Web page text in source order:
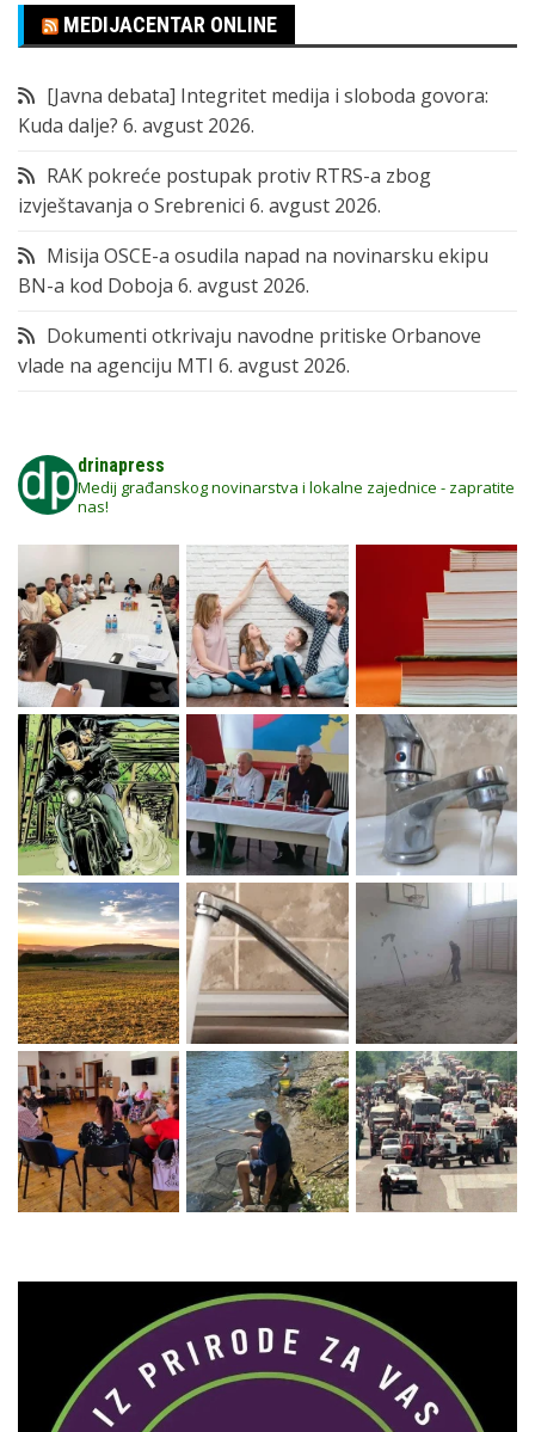
MEDIJACENTAR ONLINE
[Javna debata] Integritet medija i sloboda govora:
Kuda dalje? 6. avgust 2026.
RAK pokreće postupak protiv RTRS-a zbog
izvještavanja o Srebrenici 6. avgust 2026.
Misija OSCE-a osudila napad na novinarsku ekipu
BN-a kod Doboja 6. avgust 2026.
Dokumenti otkrivaju navodne pritiske Orbanove
vlade na agenciju MTI 6. avgust 2026.
drinapress
Medij građanskog novinarstva i lokalne zajednice - zapratite
nas!